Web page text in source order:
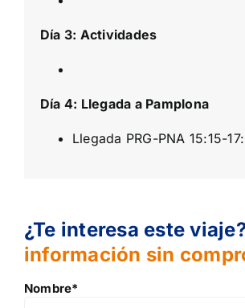
Día 3: Actividades
Día 4: Llegada a Pamplona
Llegada PRG-PNA 15:15-
¿Te interesa este
información sin
Nombre*